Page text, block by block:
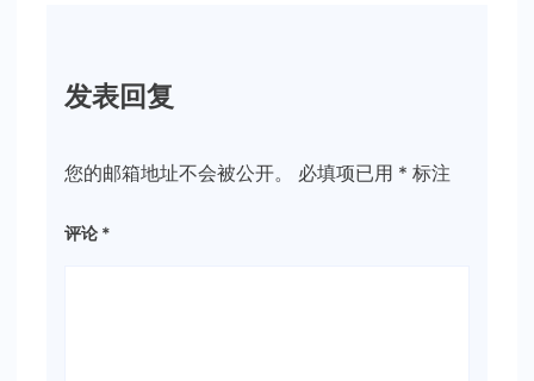
发表回复
您的邮箱地址不会被公开。 必填项已用 * 标注
评论 *